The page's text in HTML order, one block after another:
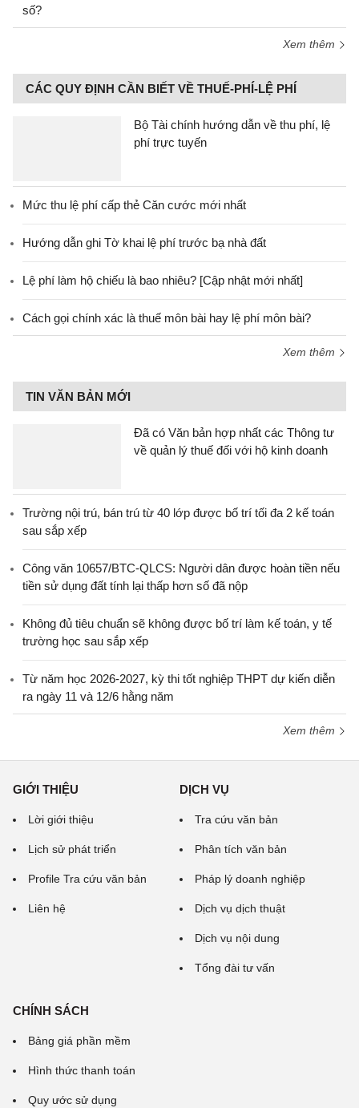
số?
Xem thêm
CÁC QUY ĐỊNH CẦN BIẾT VỀ THUẾ-PHÍ-LỆ PHÍ
Bộ Tài chính hướng dẫn về thu phí, lệ
phí trực tuyến
Mức thu lệ phí cấp thẻ Căn cước mới nhất
Hướng dẫn ghi Tờ khai lệ phí trước bạ nhà đất
Lệ phí làm hộ chiếu là bao nhiêu? [Cập nhật mới nhất]
Cách gọi chính xác là thuế môn bài hay lệ phí môn bài?
Xem thêm
TIN VĂN BẢN MỚI
Đã có Văn bản hợp nhất các Thông tư
về quản lý thuế đối với hộ kinh doanh
Trường nội trú, bán trú từ 40 lớp được bố trí tối đa 2 kế toán
sau sắp xếp
Công văn 10657/BTC-QLCS: Người dân được hoàn tiền nếu
tiền sử dụng đất tính lại thấp hơn số đã nộp
Không đủ tiêu chuẩn sẽ không được bố trí làm kế toán, y tế
trường học sau sắp xếp
Từ năm học 2026-2027, kỳ thi tốt nghiệp THPT dự kiến diễn
ra ngày 11 và 12/6 hằng năm
Xem thêm
GIỚI THIỆU
Lời giới thiệu
Lịch sử phát triển
Profile Tra cứu văn bản
Liên hệ
DỊCH VỤ
Tra cứu văn bản
Phân tích văn bản
Pháp lý doanh nghiệp
Dịch vụ dịch thuật
Dịch vụ nội dung
Tổng đài tư vấn
CHÍNH SÁCH
Bảng giá phần mềm
Hình thức thanh toán
Quy ước sử dụng